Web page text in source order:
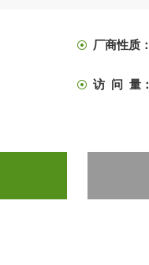
厂商性质：
访 问 量：